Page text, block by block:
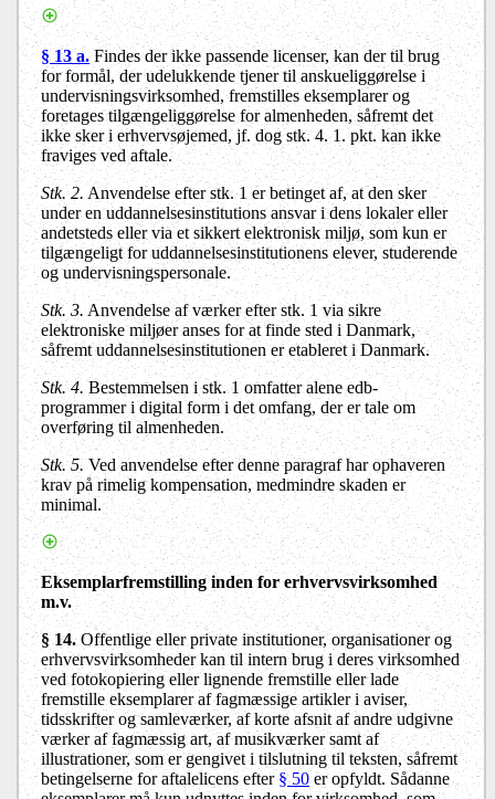
§ 13 a.Findes der ikke passende licenser, kan der til brug
for formål, der udelukkende tjener til anskueliggørelse i
undervisningsvirksomhed, fremstilles eksemplarer og
foretages tilgængeliggørelse for almenheden, såfremt det
ikke sker i erhvervsøjemed, jf. dog stk. 4. 1. pkt. kan ikke
fraviges ved aftale.
Stk. 2. Anvendelse efter stk. 1 er betinget af, at den sker
under en uddannelsesinstitutions ansvar i dens lokaler eller
andetsteds eller via et sikkert elektronisk miljø, som kun er
tilgængeligt for uddannelsesinstitutionens elever, studerende
og undervisningspersonale.
Stk. 3. Anvendelse af værker efter stk. 1 via sikre
elektroniske miljøer anses for at finde sted i Danmark,
såfremt uddannelsesinstitutionen er etableret i Danmark.
Stk. 4. Bestemmelsen i stk. 1 omfatter alene edb-
programmer i digital form i det omfang, der er tale om
overføring til almenheden.
Stk. 5. Ved anvendelse efter denne paragraf har ophaveren
krav på rimelig kompensation, medmindre skaden er
minimal.
Eksemplarfremstilling inden for erhvervsvirksomhed
m.v.
§ 14.Offentlige eller private institutioner, organisationer og
erhvervsvirksomheder kan til intern brug i deres virksomhed
ved fotokopiering eller lignende fremstille eller lade
fremstille eksemplarer af fagmæssige artikler i aviser,
tidsskrifter og samleværker, af korte afsnit af andre udgivne
værker af fagmæssig art, af musikværker samt af
illustrationer, som er gengivet i tilslutning til teksten, såfremt
betingelserne for aftalelicens efter § 50er opfyldt. Sådanne